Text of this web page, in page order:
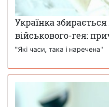
Українка
військового-гея:
"Які часи, така і наречена"